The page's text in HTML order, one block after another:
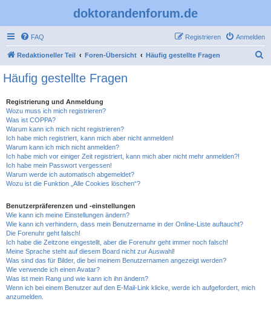
doktorandenforum.de
FAQ Anmelden
Registrieren
Redaktioneller Teil Foren-Übersicht Häufig gestellte Fragen
Häufig gestellte Fragen
Registrierung und Anmeldung
Wozu muss ich mich registrieren?
Was ist COPPA?
Warum kann ich mich nicht registrieren?
Ich habe mich registriert, kann mich aber nicht anmelden!
Warum kann ich mich nicht anmelden?
Ich habe mich vor einiger Zeit registriert, kann mich aber nicht mehr anmelden?!
Ich habe mein Passwort vergessen!
Warum werde ich automatisch abgemeldet?
Wozu ist die Funktion „Alle Cookies löschen“?
Benutzerpräferenzen und -einstellungen
Wie kann ich meine Einstellungen ändern?
Wie kann ich verhindern, dass mein Benutzername in der Online-Liste auftaucht?
Die Forenuhr geht falsch!
Ich habe die Zeitzone eingestellt, aber die Forenuhr geht immer noch falsch!
Meine Sprache steht auf diesem Board nicht zur Auswahl!
Was sind das für Bilder, die bei meinem Benutzernamen angezeigt werden?
Wie verwende ich einen Avatar?
Was ist mein Rang und wie kann ich ihn ändern?
Wenn ich bei einem Benutzer auf den E-Mail-Link klicke, werde ich aufgefordert, mich
anzumelden.